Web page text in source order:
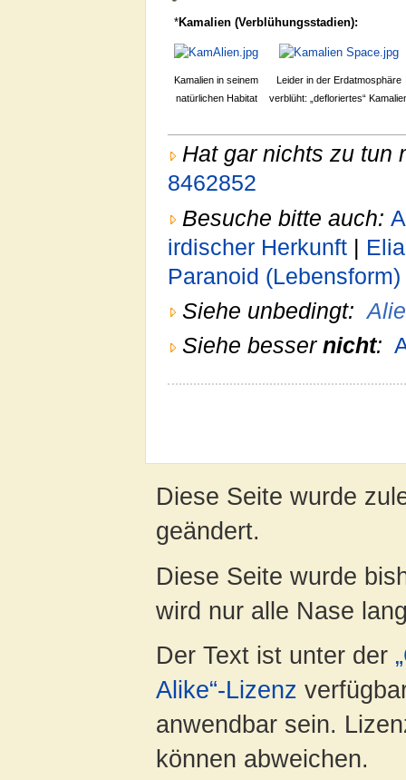
*Kamalien (Verblühungsstadien):
Kamalien in seinem
natürlichen Habitat
Leider in der Erdatmosphäre
verblüht: „defloriertes“
Hat gar nichts zu tun
8462852‎
Besuche bitte auch:
irdischer Herkunft |
Paranoid (Lebensform)
Siehe unbedingt:
Siehe besser nicht:
Diese Seite wurde
geändert.
Diese Seite wurde
wird nur alle Nase
Der Text ist unter der
Alike“-Lizenz
anwendbar sein.
können abweichen.